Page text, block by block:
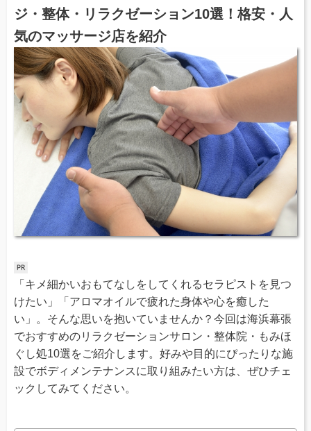
ジ・整体・リラクゼーション10選！格安・人
気のマッサージ店を紹介
「キメ細かいおもてなしをしてくれるセラピストを見つ
けたい」「アロマオイルで疲れた身体や心を癒した
い」。そんな思いを抱いていませんか？今回は海浜幕張
でおすすめのリラクゼーションサロン・整体院・もみほ
ぐし処10選をご紹介します。好みや目的にぴったりな施
設でボディメンテナンスに取り組みたい方は、ぜひチェ
ックしてみてください。